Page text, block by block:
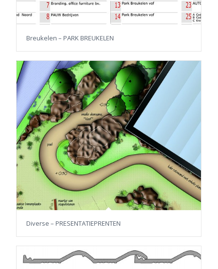
Breukelen – PARK BREUKELEN
Diverse – PRESENTATIEPRENTEN